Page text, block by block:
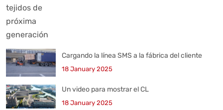
Cargando la línea SMS a la fábrica del cliente
18 January 2025
Un video para mostrar el CL
18 January 2025